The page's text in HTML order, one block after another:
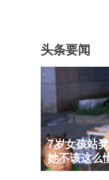
头条要闻
7岁女孩站
她不该这么